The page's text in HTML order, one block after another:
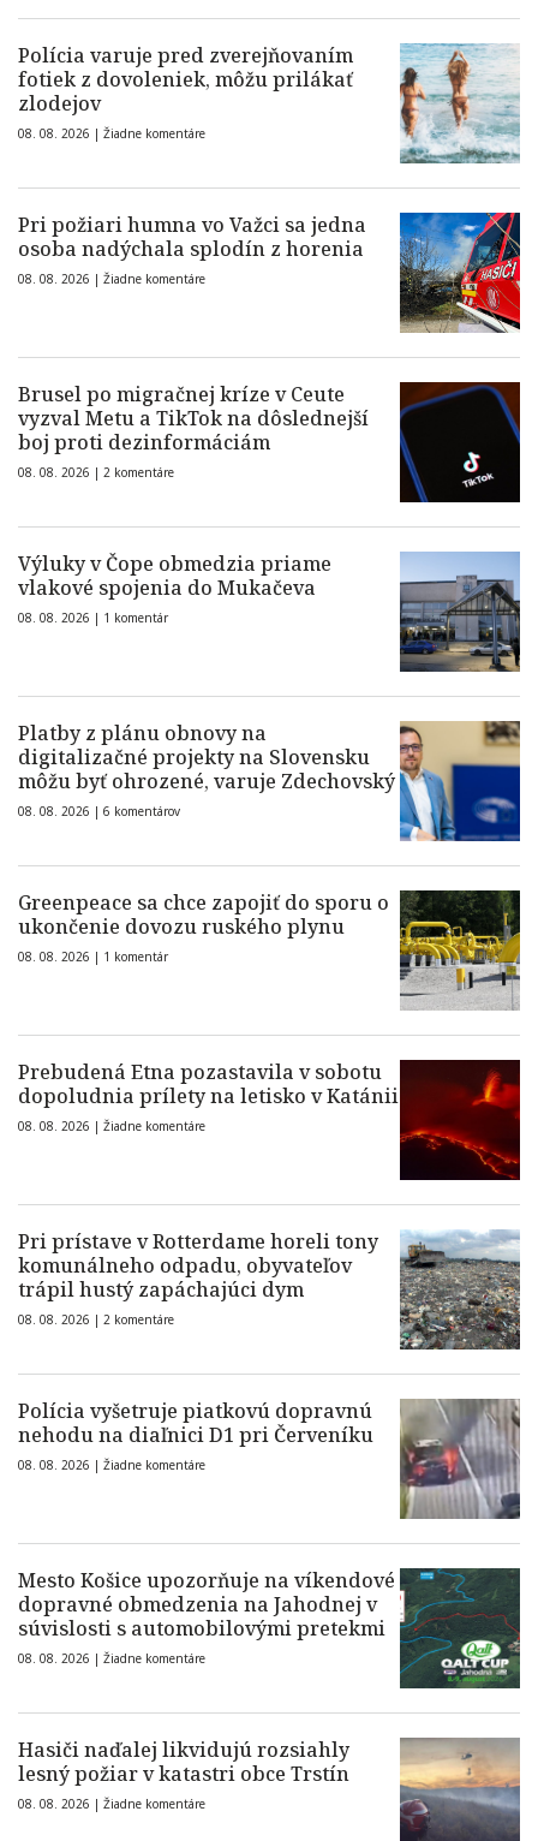
Polícia varuje pred zverejňovaním
fotiek z dovoleniek, môžu prilákať
zlodejov
08. 08. 2026 | Žiadne komentáre
Pri požiari humna vo Važci sa jedna
osoba nadýchala splodín z horenia
08. 08. 2026 | Žiadne komentáre
Brusel po migračnej kríze v Ceute
vyzval Metu a TikTok na dôslednejší
boj proti dezinformáciám
08. 08. 2026 | 2 komentáre
Výluky v Čope obmedzia priame
vlakové spojenia do Mukačeva
08. 08. 2026 | 1 komentár
Platby z plánu obnovy na
digitalizačné projekty na Slovensku
môžu byť ohrozené, varuje Zdechovský
08. 08. 2026 | 6 komentárov
Greenpeace sa chce zapojiť do sporu o
ukončenie dovozu ruského plynu
08. 08. 2026 | 1 komentár
Prebudená Etna pozastavila v sobotu
dopoludnia prílety na letisko v Katánii
08. 08. 2026 | Žiadne komentáre
Pri prístave v Rotterdame horeli tony
komunálneho odpadu, obyvateľov
trápil hustý zapáchajúci dym
08. 08. 2026 | 2 komentáre
Polícia vyšetruje piatkovú dopravnú
nehodu na diaľnici D1 pri Červeníku
08. 08. 2026 | Žiadne komentáre
Mesto Košice upozorňuje na víkendové
dopravné obmedzenia na Jahodnej v
súvislosti s automobilovými pretekmi
08. 08. 2026 | Žiadne komentáre
Hasiči naďalej likvidujú rozsiahly
lesný požiar v katastri obce Trstín
08. 08. 2026 | Žiadne komentáre